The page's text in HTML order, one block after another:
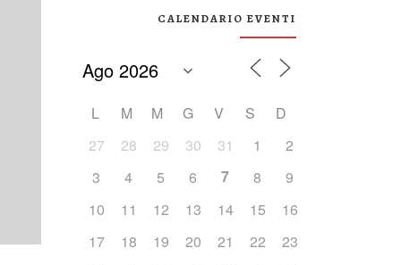
CALENDARIO EVENTI
L M M G V S
D
27
28 29 30 31 1
2
3
4 5 6 7 8
9
10
11 12 13 14 15
16
17
18 19 20 21 22
23